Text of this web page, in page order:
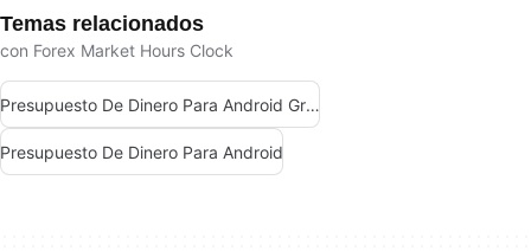
Temas relacionados
con Forex Market Hours Clock
Presupuesto De Dinero Para Android Gratis
Presupuesto De Dinero Para Android